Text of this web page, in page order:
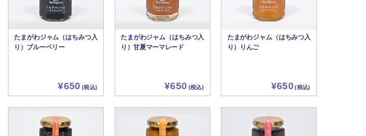
たまがわジャム（はちみつ入
り）ブルーベリー
¥650 (税込)
たまがわジャム（はちみつ入
り）甘夏マーマレード
¥650 (税込)
たまがわジャム（はちみつ入
り）りんご
¥650 (税込)